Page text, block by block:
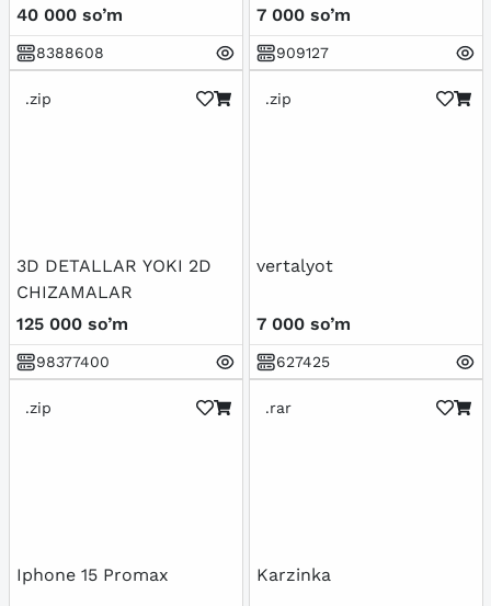
40 000 so’m
8388608
7 000 so’m
909127
.zip
3D DETALLAR YOKI 2D
CHIZAMALAR
125 000 so’m
98377400
.zip
vertalyot
7 000 so’m
627425
.zip
Iphone 15 Promax
.rar
Karzinka